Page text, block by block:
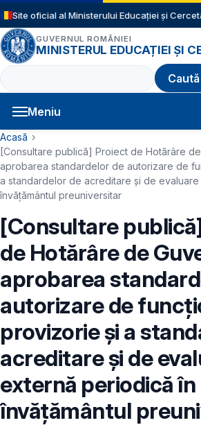
Sari la conținutul principal
Site oficial al Ministerului Educației și
GUVERNUL ROMÂNIEI
MINISTERUL EDUCAȚIEI ȘI
Caută
Meniu
Navigație principală
Cale de navigare
Acasă
[Consultare publică] Proiect de Hotărâre
aprobarea standardelor de autorizare de
a standardelor de acreditare și de
învățământul preuniversitar
[Consultare
de Hotărâre de
aprobarea
autorizare de
provizorie și a
acreditare și de
externă periodică în
învățământul